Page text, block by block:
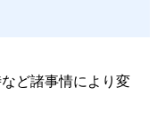
ど諸事情により変